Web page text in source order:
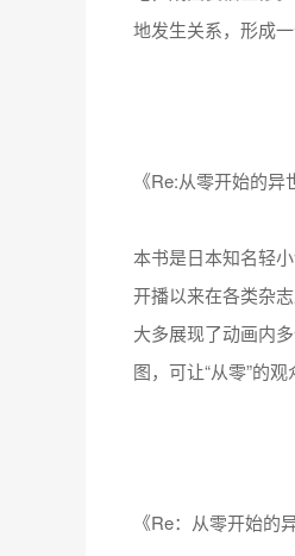
地发生关系，形成
《Re:从零开始的
本书是日本知名轻
开播以来在各类杂
大多展现了动画内
图，可让“从零”的
《Re：从零开始的